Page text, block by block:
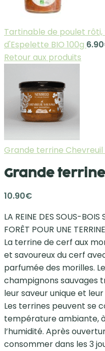
Tartinable de poulet
d'Espelette BIO 100g 6.90
Retour aux produits
Grande terrine
Grande
10.90€
LA REINE DES SOUS-BOIS
FORÊT POUR UNE
La terrine de cerf aux
et savoureux du cerf
parfumée des morilles.
champignons sauvages
leur saveur unique et
Les terrines peuvent se
température ambiante,
l’humidité. Après
consommer dans les 3